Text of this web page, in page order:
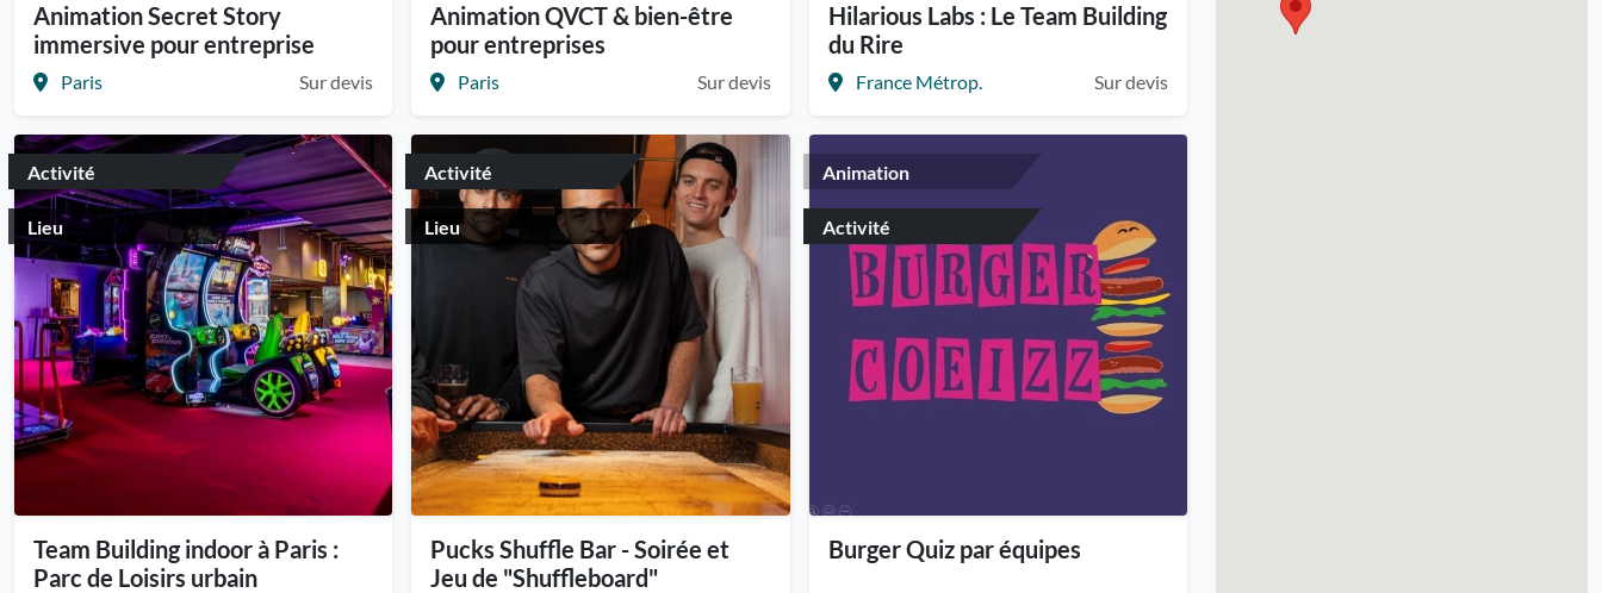
Animation Secret Story
immersive pour entreprise
Paris Sur devis
Animation QVCT & bien-être
pour entreprises
Paris Sur devis
Hilarious Labs : Le Team Building
du Rire
France Métrop. Sur devis
Activité
Lieu
Team Building indoor à Paris :
Parc de Loisirs urbain
Activité
Lieu
Pucks Shuffle Bar - Soirée et
Jeu de "Shuffleboard"
Animation
Activité
Burger Quiz par équipes